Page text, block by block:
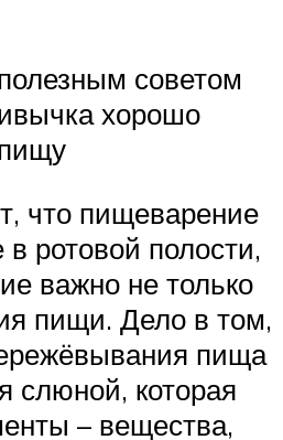
советом
хорошо
что пищеварение
ротовой полости,
важно не только
пищи. Дело в том,
пища
слюной, которая
– вещества,